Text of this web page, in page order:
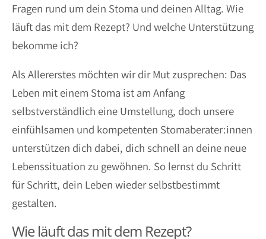
Fragen rund um dein Stoma und deinen Alltag. Wie
läuft das mit dem Rezept? Und welche Unterstützung
bekomme ich?
Als Allererstes möchten wir dir Mut zusprechen: Das
Leben mit einem Stoma ist am Anfang
selbstverständlich eine Umstellung, doch unsere
einfühlsamen und kompetenten Stomaberater:innen
unterstützen dich dabei, dich schnell an deine neue
Lebenssituation zu gewöhnen. So lernst du Schritt
für Schritt, dein Leben wieder selbstbestimmt
gestalten.
Wie läuft das mit dem Rezept?